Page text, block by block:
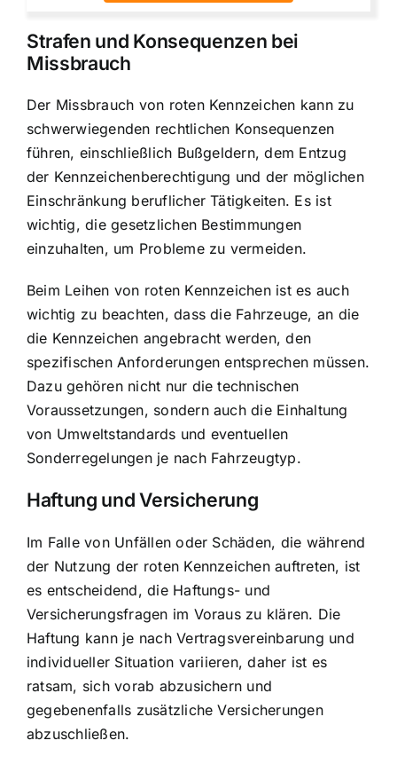
Strafen und Konsequenzen bei
Missbrauch
Der Missbrauch von roten Kennzeichen kann zu
schwerwiegenden rechtlichen Konsequenzen
führen, einschließlich Bußgeldern, dem Entzug
der Kennzeichenberechtigung und der möglichen
Einschränkung beruflicher Tätigkeiten. Es ist
wichtig, die gesetzlichen Bestimmungen
einzuhalten, um Probleme zu vermeiden.
Beim Leihen von roten Kennzeichen ist es auch
wichtig zu beachten, dass die Fahrzeuge, an die
die Kennzeichen angebracht werden, den
spezifischen Anforderungen entsprechen müssen.
Dazu gehören nicht nur die technischen
Voraussetzungen, sondern auch die Einhaltung
von Umweltstandards und eventuellen
Sonderregelungen je nach Fahrzeugtyp.
Haftung und Versicherung
Im Falle von Unfällen oder Schäden, die während
der Nutzung der roten Kennzeichen auftreten, ist
es entscheidend, die Haftungs- und
Versicherungsfragen im Voraus zu klären. Die
Haftung kann je nach Vertragsvereinbarung und
individueller Situation variieren, daher ist es
ratsam, sich vorab abzusichern und
gegebenenfalls zusätzliche Versicherungen
abzuschließen.